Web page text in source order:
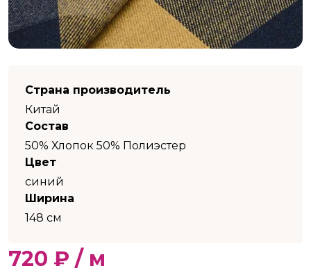
Страна производитель
Китай
Состав
50% Хлопок 50% Полиэстер
Цвет
синий
Ширина
148 см
720 ₽ / м